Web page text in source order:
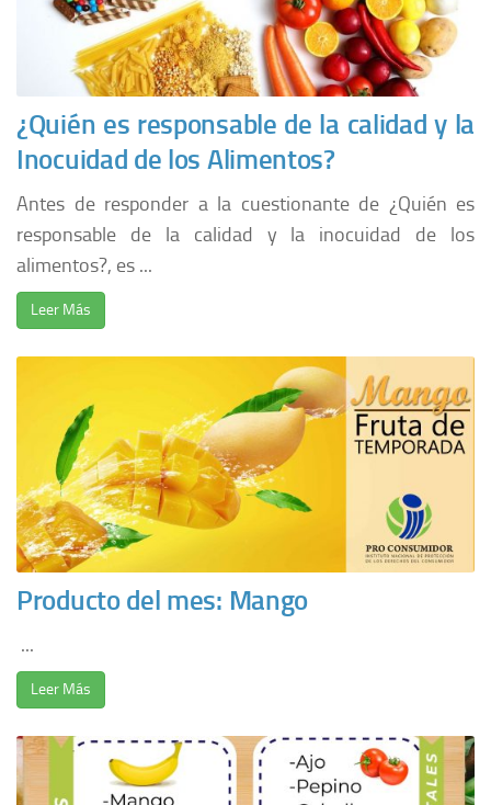
¿Quién es responsable de la calidad y la
Inocuidad de los Alimentos?
Antes de responder a la cuestionante de ¿Quién es
responsable de la calidad y la inocuidad de los
alimentos?, es ...
Leer Más
Producto del mes: Mango
...
Leer Más